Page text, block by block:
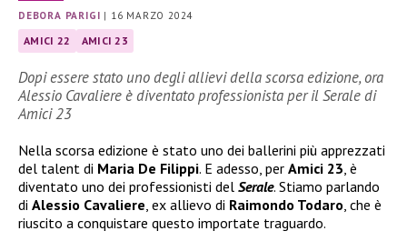
DEBORA PARIGI | 16 MARZO 2024
AMICI 22 AMICI 23
Dopi essere stato uno degli allievi della scorsa edizione, ora
Alessio Cavaliere è diventato professionista per il Serale di
Amici 23
Nella scorsa edizione è stato uno dei ballerini più apprezzati
del talent di Maria De Filippi. E adesso, per Amici 23 , è
diventato uno dei professionisti del Serale. Stiamo parlando
di Alessio Cavaliere , ex allievo di Raimondo Todaro , che è
riuscito a conquistare questo importate traguardo.